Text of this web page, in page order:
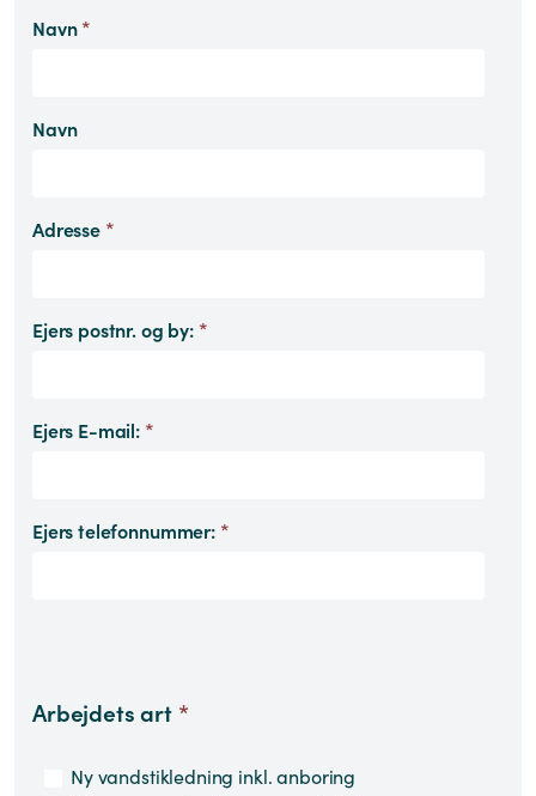
Navn*
Navn
Adresse *
Ejers postnr. og by: *
Ejers E-mail: *
Ejers telefonnummer: *
Arbejdets art *
Ny vandstikledning inkl. anboring